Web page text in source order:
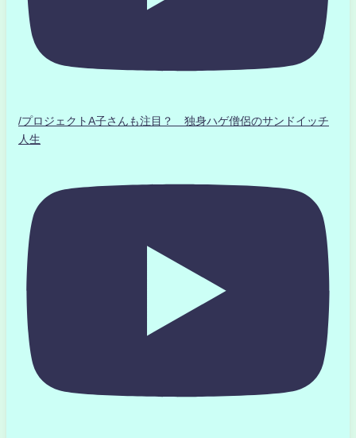
/プロジェクトA子さんも注目？ 独身ハゲ僧侶のサンドイッチ
人生